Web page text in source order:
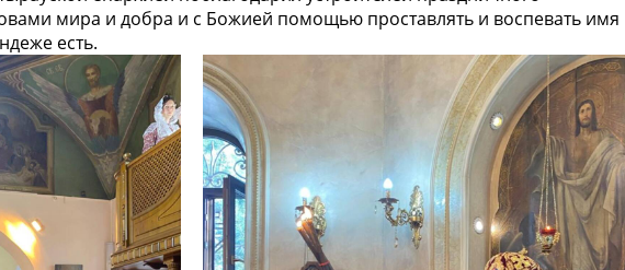
мира и добра и с Божией помощью проставлять и воспевать имя
есть.